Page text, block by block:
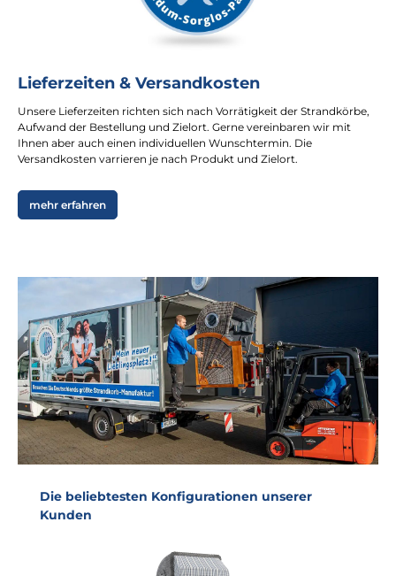
Lieferzeiten & Versandkosten
Unsere Lieferzeiten richten sich nach Vorrätigkeit der Strandkörbe,
Aufwand der Bestellung und Zielort. Gerne vereinbaren wir mit
Ihnen aber auch einen individuellen Wunschtermin. Die
Versandkosten varrieren je nach Produkt und Zielort.
mehr erfahren
Produktgalerie überspringen
Die beliebtesten Konfigurationen unserer
Kunden